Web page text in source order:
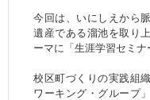
今回は、いにしえから
遺産である溜池を取り
ーマに「生涯学習セミナ
校区町づくりの実践組
ワーキング・グループ